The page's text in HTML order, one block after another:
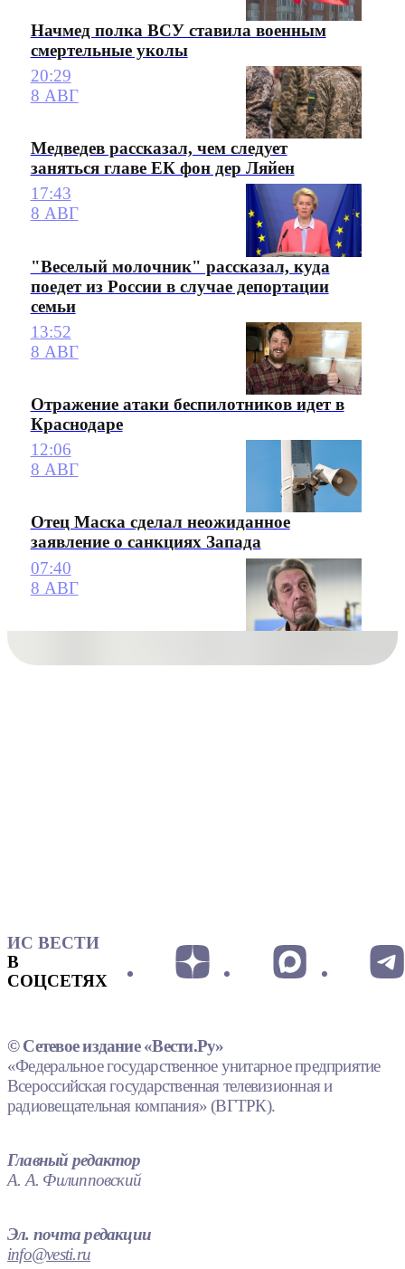
Начмед полка ВСУ ставила военным
смертельные уколы
20:29
8 АВГ
Медведев рассказал, чем следует
заняться главе ЕК фон дер Ляйен
17:43
8 АВГ
"Веселый молочник" рассказал, куда
поедет из России в случае депортации
семьи
13:52
8 АВГ
Отражение атаки беспилотников идет в
Краснодаре
12:06
8 АВГ
Отец Маска сделал неожиданное
заявление о санкциях Запада
07:40
8 АВГ
ИС ВЕСТИ
В
СОЦСЕТЯХ
© Сетевое издание «Вести.Ру»
«Федеральное государственное унитарное предприятие
Всероссийская государственная телевизионная и
радиовещательная компания» (ВГТРК).
Главный редактор
А. А. Филипповский
Эл. почта редакции
info@vesti.ru